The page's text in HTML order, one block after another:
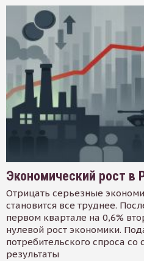
Экономический рост в
Отрицать серьезные
становится все труднее.
первом квартале на 0,6%
нулевой рост экономики.
потребительского спроса
результаты